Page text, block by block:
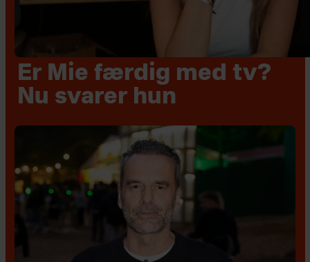
Er Mie færdig med tv?
Nu svarer hun